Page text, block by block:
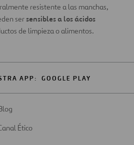
resistente a las manchas,
sersensibles a los ácidos
de limpieza o alimentos.
APP: GOOGLE PLAY
Ético